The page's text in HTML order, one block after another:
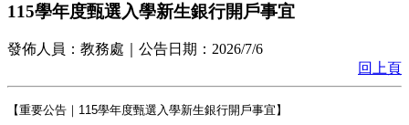
115學年度甄選入學新生銀行開戶事宜
發佈人員： 教務處 ｜公告日期： 2026/7/6
回上頁
【重要公告｜115學年度甄選入學新生銀行開戶事宜】